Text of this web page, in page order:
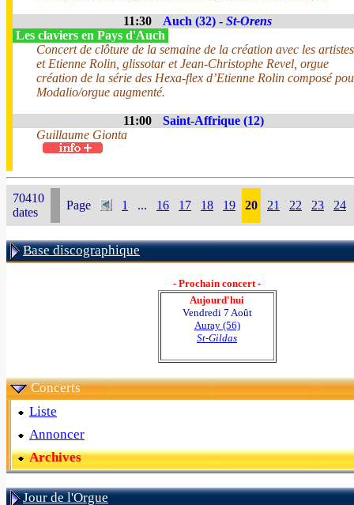
11:30 Auch (32) - St-Orens
Les claviers en Pays d'Auch
Concert de clôture de la semaine de la création avec les
et Etienne Rolin, glissotar et Jean-Christophe Revel, orgue
création de la série des Hexa-flex d’Etienne Rolin composé
Modalio/orgue augmenté.
11:00
Saint-Affrique (12)
Guillaume Gionta
70410
dates
Page 1 ... 16 17 18 19 20 21 22 23 24
Base discographique
- Prochain concert -
Aujourd'hui
Vendredi 7 Août
Auray (56)
St-Gildas
Concerts
Liste
Annoncer
Archives
Jour de l'Orgue